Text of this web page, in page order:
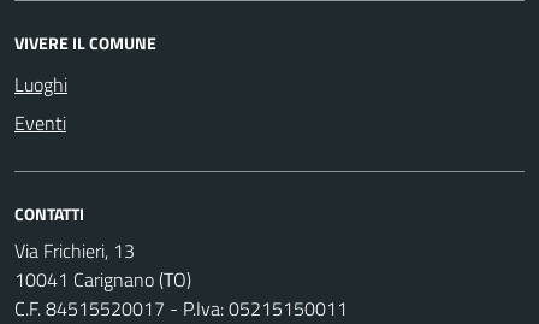
VIVERE IL COMUNE
Luoghi
Eventi
CONTATTI
Via Frichieri, 13
10041 Carignano (TO)
C.F. 84515520017 - P.Iva: 05215150011